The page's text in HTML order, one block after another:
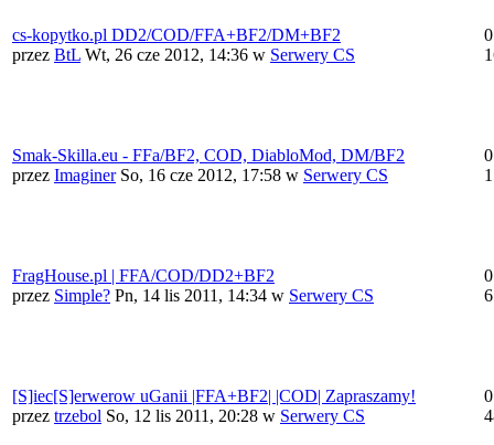
cs-kopytko.pl DD2/COD/FFA+BF2/DM+BF2
przez BtL Wt, 26 cze 2012, 14:36 w Serwery CS
Smak-Skilla.eu - FFa/BF2, COD, DiabloMod, DM/BF2
przez Imaginer So, 16 cze 2012, 17:58 w Serwery CS
FragHouse.pl | FFA/COD/DD2+BF2
przez Simple? Pn, 14 lis 2011, 14:34 w Serwery CS
[S]iec[S]erwerow uGanii |FFA+BF2| |COD| Zapraszamy!
przez trzebol So, 12 lis 2011, 20:28 w Serwery CS